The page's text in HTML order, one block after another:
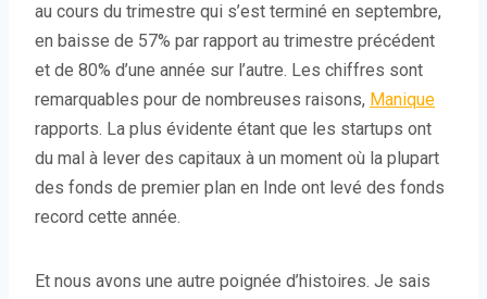
au cours du trimestre qui s’est terminé en septembre,
en baisse de 57% par rapport au trimestre précédent
et de 80% d’une année sur l’autre. Les chiffres sont
remarquables pour de nombreuses raisons, Manique
rapports. La plus évidente étant que les startups ont
du mal à lever des capitaux à un moment où la plupart
des fonds de premier plan en Inde ont levé des fonds
record cette année.
Et nous avons une autre poignée d’histoires. Je sais